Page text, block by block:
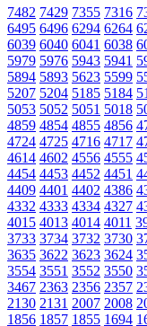
7482 7429 7355 7316
6495 6496 6294 6264
6039 6040 6041 6038
5979 5976 5943 5941
5894 5893 5623 5599
5207 5204 5185 5184
5053 5052 5051 5018
4859 4854 4855 4856
4724 4725 4716 4717
4614 4602 4556 4555
4454 4453 4452 4451
4409 4401 4402 4386
4332 4333 4334 4327
4015 4013 4014 4011
3733 3734 3732 3730
3635 3622 3623 3624
3554 3551 3552 3550
3467 2363 2356 2357
2130 2131 2007 2008
1856 1857 1855 1694